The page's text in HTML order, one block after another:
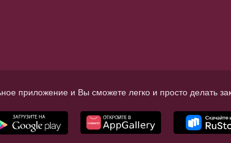
приложение и Вы сможете легко и просто делать